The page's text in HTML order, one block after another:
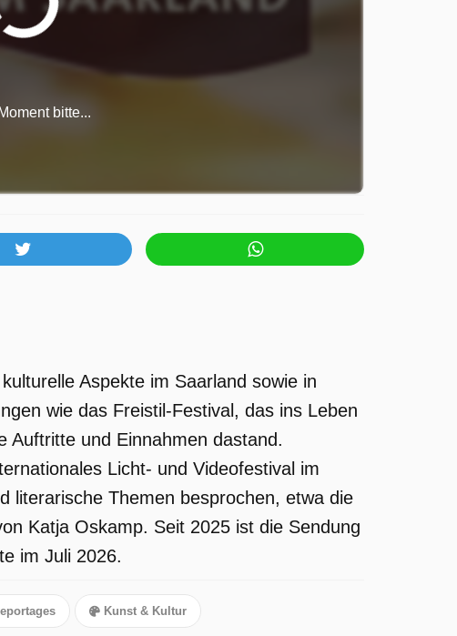
bitte...
Aspekte im Saarland sowie in
wie das Freistil-Festival, das ins Leben
Auftritte und Einnahmen dastand.
Licht- und Videofestival im
literarische Themen besprochen, etwa die
Katja Oskamp. Seit 2025 ist die Sendung
im Juli 2026.
Kunst & Kultur